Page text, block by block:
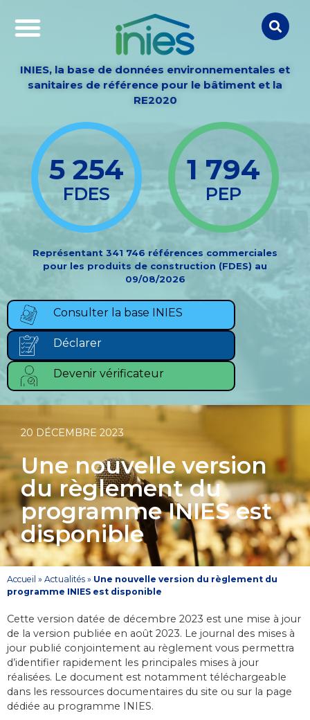
INIES, la base de données environnementales et
sanitaires de référence pour le bâtiment et la
RE2020
5 254
FDES
1 794
PEP
Représentant 341 746 références commerciales
pour les produits de construction (FDES) au
09/08/2026
Consulter la base INIES
Déclarer
Devenir vérificateur
20 DÉCEMBRE 2023
Une nouvelle version
du règlement du
programme INIES est
disponible
Accueil » Actualités » Une nouvelle version du règlement du
programme INIES est disponible
Cette version datée de décembre 2023 est une mise à jour
de la version publiée en août 2023. Le journal des mises à
jour publié conjointement au règlement vous permettra
d’identifier rapidement les principales mises à jour
réalisées. Le document est notamment téléchargeable
dans les ressources documentaires du site ou sur la page
dédiée au programme INIES.